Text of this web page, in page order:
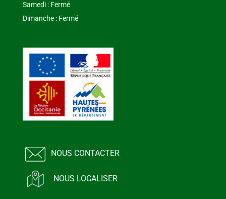
Samedi : Fermé
Dimanche : Fermé
NOUS CONTACTER
NOUS LOCALISER